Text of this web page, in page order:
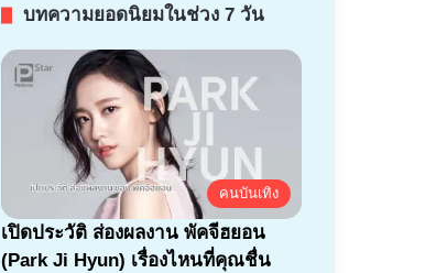
บทความยอดนิยมในช่วง 7 วัน
คนบันเทิง
เปิดประวัติ ส่องผลงาน พัคจีฮยอน
(Park Ji Hyun) เรื่องไหนที่คุณชื่น